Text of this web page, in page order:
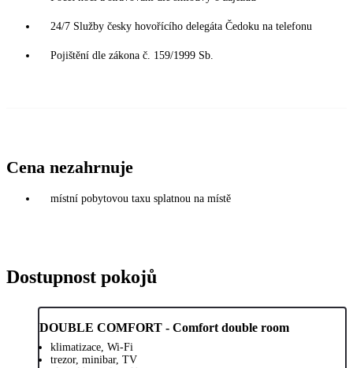
24/7 Služby česky hovořícího delegáta Čedoku na telefonu
Pojištění dle zákona č. 159/1999 Sb.
Cena nezahrnuje
místní pobytovou taxu splatnou na místě
Dostupnost pokojů
DOUBLE COMFORT - Comfort double room
klimatizace, Wi-Fi
trezor, minibar, TV